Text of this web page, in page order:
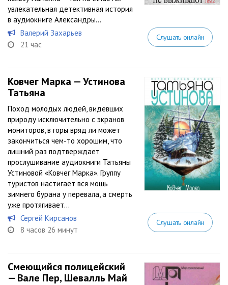
увлекательная детективная история
в аудиокниге Александры...
Валерий Захарьев
21 час
Слушать онлайн
Ковчег Марка — Устинова
Татьяна
Поход молодых людей, видевших
природу исключительно с экранов
мониторов, в горы вряд ли может
закончиться чем-то хорошим, что
лишний раз подтверждает
прослушивание аудиокниги Татьяны
Устиновой «Ковчег Марка». Группу
туристов настигает вся мощь
зимнего бурана у перевала, а смерть
уже протягивает...
Сергей Кирсанов
8 часов 26 минут
Слушать онлайн
Смеющийся полицейский
— Вале Пер, Шевалль Май